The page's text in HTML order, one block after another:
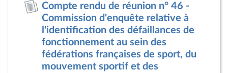
document
pdf
Compte rendu de réunion n° 46 -
Commission d'enquête relative à
l'identification des défaillances de
fonctionnement au sein des
fédérations françaises de sport, du
mouvement sportif et des